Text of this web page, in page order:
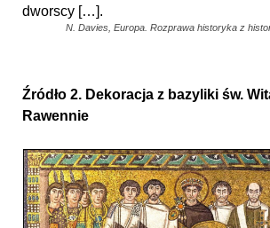
dworscy […].
N. Davies, Europa. Rozprawa historyka z
Źródło 2. Dekoracja z bazyliki św.
Rawennie